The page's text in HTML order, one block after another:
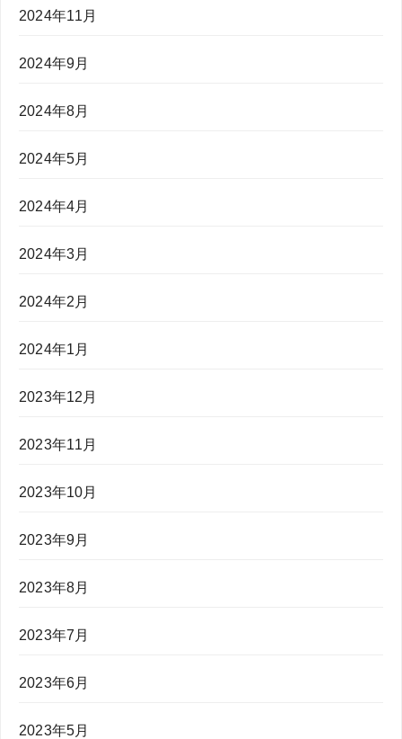
2024年11月
2024年9月
2024年8月
2024年5月
2024年4月
2024年3月
2024年2月
2024年1月
2023年12月
2023年11月
2023年10月
2023年9月
2023年8月
2023年7月
2023年6月
2023年5月